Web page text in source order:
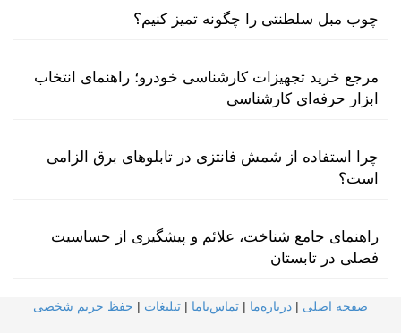
چوب مبل سلطنتی را چگونه تمیز کنیم؟
مرجع خرید تجهیزات کارشناسی خودرو؛ راهنمای انتخاب
ابزار حرفه‌ای کارشناسی
چرا استفاده از شمش فانتزی در تابلوهای برق الزامی
است؟
راهنمای جامع شناخت، علائم و پیشگیری از حساسیت
فصلی در تابستان
صفحه اصلی | درباره‌ما | تماس‌با‌ما | تبلیغات | حفظ حریم شخصی